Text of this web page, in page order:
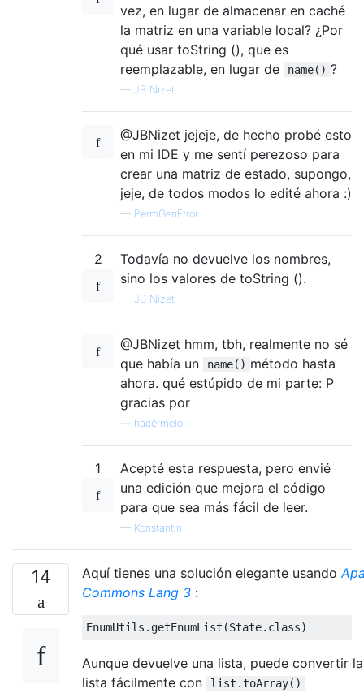
vez, en lugar de almacenar en caché
la matriz en una variable local? ¿Por
qué usar toString (), que es
reemplazable, en lugar de
name() ?
— JB Nizet
@JBNizet jejeje, de hecho probé esto
en mi IDE y me sentí perezoso para
crear una matriz de estado, supongo,
jeje, de todos modos lo edité ahora :)
— PermGenError
2
Todavía no devuelve los nombres,
sino los valores de toString ().
— JB Nizet
@JBNizet hmm, tbh, realmente no sé
que había un
name() método hasta
ahora. qué estúpido de mi parte: P
gracias por
hacérmelo
1
Acepté esta respuesta, pero envié
una edición que mejora el código
para que sea más fácil de leer.
— Konstantin
14 Aquí tienes una solución elegante usando
Commons Lang 3 :
EnumUtils . getEnumList (State. class)
Aunque devuelve una lista, puede convertir la
lista fácilmente con
list.toArray()